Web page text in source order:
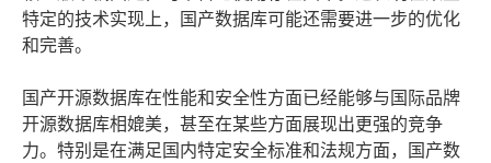
特定的技术实现上，国产数据库可能还需要进一步的优化
和完善。
国产开源数据库在性能和安全性方面已经能够与国际品牌
开源数据库相媲美，甚至在某些方面展现出更强的竞争
力。特别是在满足国内特定安全标准和法规方面，国产数